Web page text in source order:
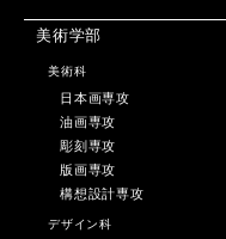
美術学部
美術科
日本画専攻
油画専攻
彫刻専攻
版画専攻
構想設計専攻
デザイン科